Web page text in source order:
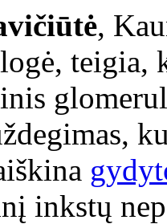
,
teigia,
inkstų